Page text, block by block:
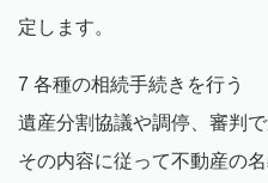
定します。
7 各種の相続手続きを行う
遺産分割協議や調停、審判
その内容に従って不動産の